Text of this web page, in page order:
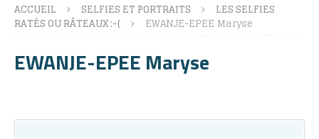
ACCUEIL SELFIES ET PORTRAITS
LES SELFIES
RATÉS OU RÂTEAUX :-(
EWANJE-EPEE Maryse
EWANJE-EPEE Maryse